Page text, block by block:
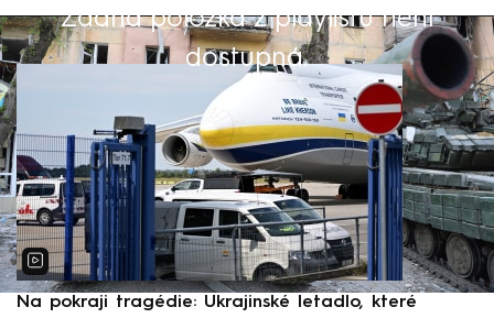
Žádná položka z playlistu není
dostupná.
Výběr redakce
Na pokraji tragédie: Ukrajinské letadlo, které